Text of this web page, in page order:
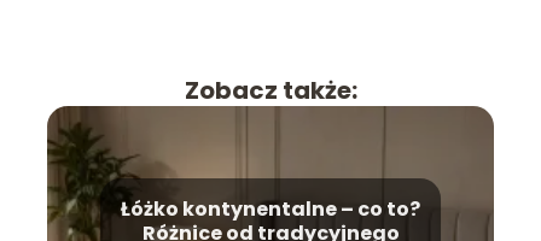
Zobacz także:
Łóżko kontynentalne – co to?
Różnice od tradycyjnego